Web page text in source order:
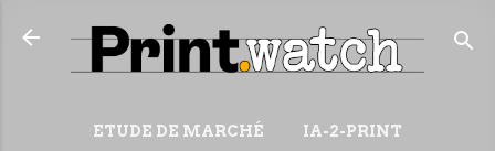
Accéder au contenu principal
ETUDE DE MARCHÉ IA-2-PRINT